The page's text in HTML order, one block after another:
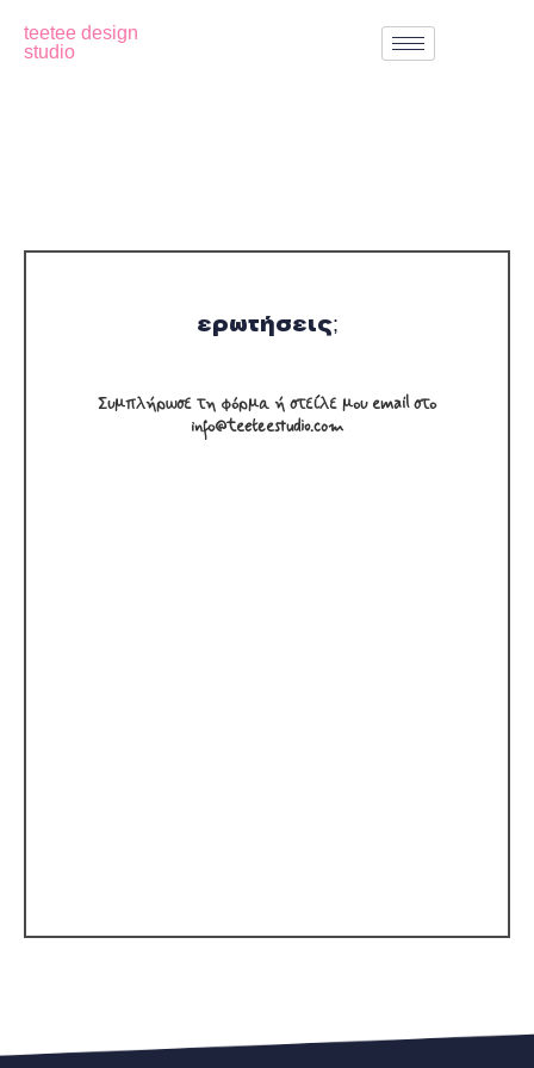
teetee design
studio
ερωτήσεις;
Συμπλήρωσε τη φόρμα ή στείλε μου email στο
info@teeteestudio.com